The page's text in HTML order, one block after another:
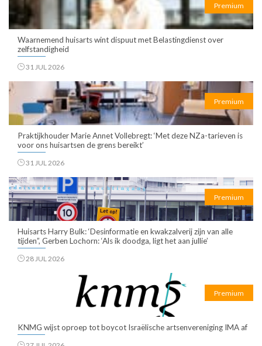
Premium
Waarnemend huisarts wint dispuut met Belastingdienst over
zelfstandigheid
31 JUL 2026
Premium
Praktijkhouder Marie Annet Vollebregt: ‘Met deze NZa-tarieven is
voor ons huisartsen de grens bereikt’
31 JUL 2026
Premium
Huisarts Harry Bulk: ‘Desinformatie en kwakzalverij zijn van alle
tijden”, Gerben Lochorn: ‘Als ik doodga, ligt het aan jullie’
28 JUL 2026
Premium
KNMG wijst oproep tot boycot Israëlische artsenvereniging IMA af